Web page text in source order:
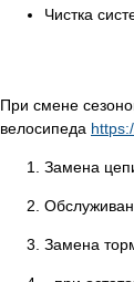
Чистка
При смене
велосипеда
Замена
Замена